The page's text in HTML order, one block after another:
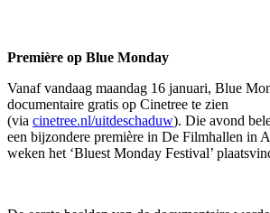
Première op Blue Monday
Vanaf vandaag maandag 16 januari, Blue
documentaire gratis op Cinetree te zien
(via cinetree.nl/uitdeschaduw). Die avond
een bijzondere première in De Filmhallen in
weken het ‘Bluest Monday Festival’